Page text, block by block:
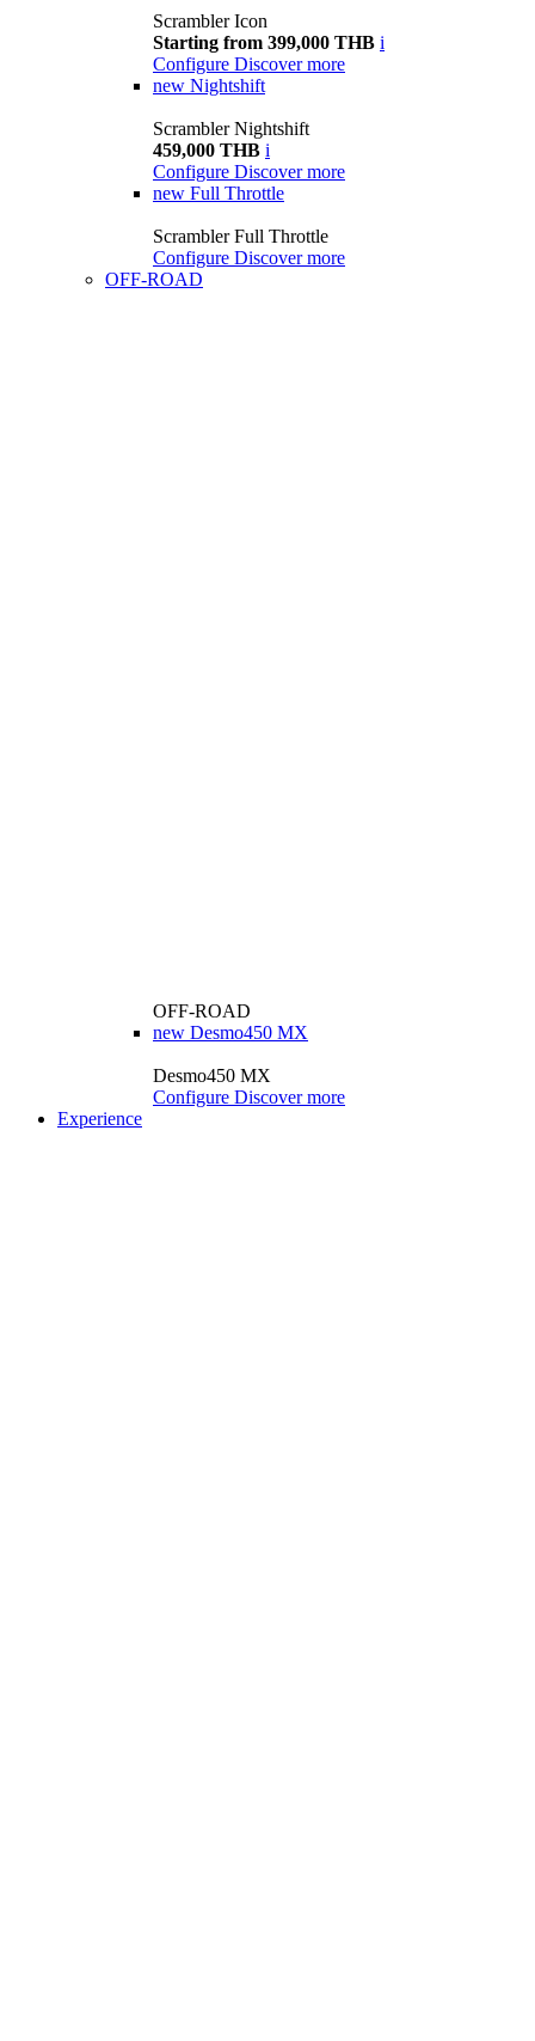
Scrambler Icon
Starting from 399,000 THB i
Configure Discover more
new Nightshift
Scrambler Nightshift
459,000 THB i
Configure Discover more
new Full Throttle
Scrambler Full Throttle
Configure Discover more
OFF-ROAD
OFF-ROAD
new Desmo450 MX
Desmo450 MX
Configure Discover more
Experience